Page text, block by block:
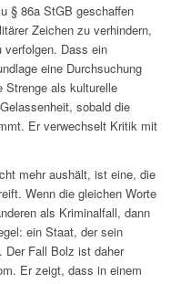
§ 86a StGB geschaffen
Zeichen zu verhindern,
verfolgen. Dass ein
eine Durchsuchung
Strenge als kulturelle
sobald die
Er verwechselt Kritik mit
mehr aushält, ist eine, die
Wenn die gleichen Worte
als Kriminalfall, dann
ein Staat, der sein
Der Fall Bolz ist daher
Er zeigt, dass in einem